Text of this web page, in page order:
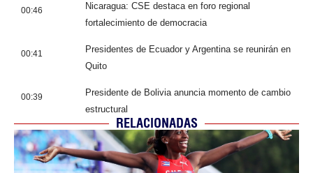
00:46
Nicaragua: CSE destaca en foro regional
fortalecimiento de democracia
00:41
Presidentes de Ecuador y Argentina se reunirán en
Quito
00:39
Presidente de Bolivia anuncia momento de cambio
estructural
RELACIONADAS